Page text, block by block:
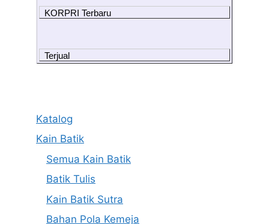
KORPRI Terbaru
Terjual
Katalog
Kain Batik
Semua Kain Batik
Batik Tulis
Kain Batik Sutra
Bahan Pola Kemeja